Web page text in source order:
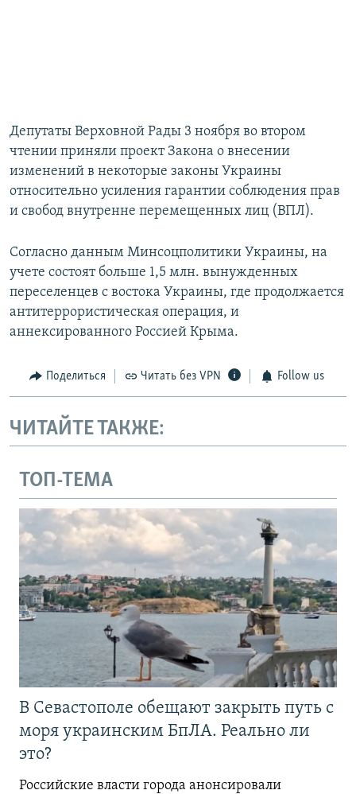
Депутаты Верховной Рады 3 ноября во втором
чтении приняли проект Закона о внесении
изменений в некоторые законы Украины
относительно усиления гарантии соблюдения прав
и свобод внутренне перемещенных лиц (ВПЛ).
Согласно данным Минсоцполитики Украины, на
учете состоят больше 1,5 млн. вынужденных
переселенцев с востока Украины, где продолжается
антитеррористическая операция, и
аннексированного Россией Крыма.
Поделиться Читать без VPN Follow us
ЧИТАЙТЕ ТАКЖЕ:
ТОП-ТЕМА
В Севастополе обещают закрыть путь с
моря украинским БпЛА. Реально ли
это?
Российские власти города анонсировали